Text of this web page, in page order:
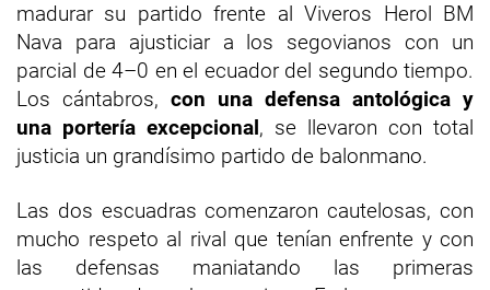
madurar su partido frente al Viveros Herol BM
Nava para ajusticiar a los segovianos con un
parcial de 4–0 en el ecuador del segundo tiempo.
Los cántabros, con una defensa antológica y
una portería excepcional, se llevaron con total
justicia un grandísimo partido de balonmano.
Las dos escuadras comenzaron cautelosas, con
mucho respeto al rival que tenían enfrente y con
las defensas maniatando las primeras